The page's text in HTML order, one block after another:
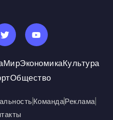
МирЭкономикаКультура
Общество
КомандаРеклама